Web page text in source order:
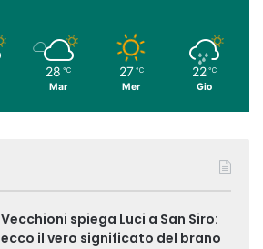
28 ℃
Mar
27 ℃
Mer
22 ℃
Gio
Vecchioni spiega Luci a San Siro:
ecco il vero significato del brano